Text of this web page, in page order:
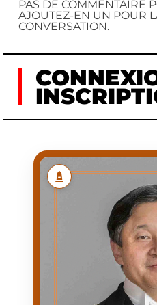
PAS DE COMMENTAIRE
AJOUTEZ-EN UN POUR
CONVERSATION.
1960/
PROCLAMATION
HÉRITIER
(OU
APPARITION
OFFICIELLE
1960/